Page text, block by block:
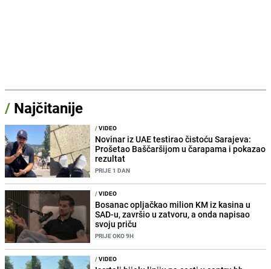
/ Najčitanije
/VIDEO
Novinar iz UAE testirao čistoću Sarajeva:
Prošetao Baščaršijom u čarapama i pokazao
rezultat
PRIJE 1 DAN
/VIDEO
Bosanac opljačkao milion KM iz kasina u
SAD-u, završio u zatvoru, a onda napisao
svoju priču
PRIJE OKO 9H
/VIDEO